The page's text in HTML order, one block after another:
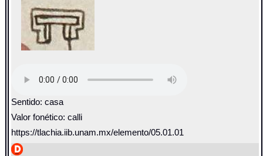
Sentido: casa
Valor fonético: calli
https://tlachia.iib.unam.mx/elemento/05.01.01